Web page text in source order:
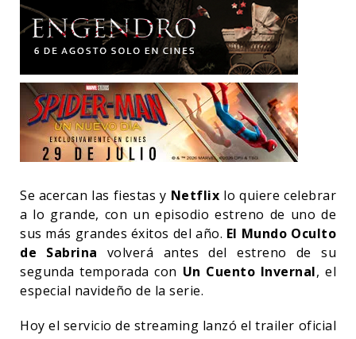
Se acercan las fiestas y Netflix lo quiere celebrar
a lo grande, con un episodio estreno de uno de
sus más grandes éxitos del año. El Mundo Oculto
de Sabrina volverá antes del estreno de su
segunda temporada con Un Cuento Invernal, el
especial navideño de la serie.
Hoy el servicio de streaming lanzó el trailer oficial